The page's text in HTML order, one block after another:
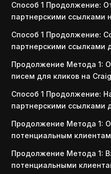
Способ 1 Продолжение:
партнерскими ссылками
Способ 1 Продолжение:
партнерскими ссылками
Продолжение Метода 1:
писем для кликов на
Способ 1 Продолжение:
партнерскими ссылками
Продолжение Метода 1:
потенциальным
Продолжение Метода 1:
потенциальными